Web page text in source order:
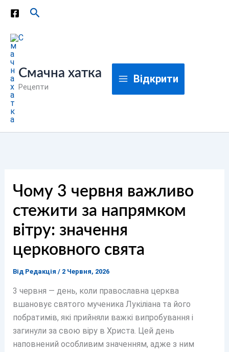
Перейти
вмісту
Пошук
Смачна хатка
Рецепти
Відкрити
Чому 3 червня важливо
стежити за напрямком
вітру: значення
церковного свята
Від Редакція / 2 Червня, 2026
3 червня — день, коли православна церква
вшановує святого мученика Лукіліана та його
побратимів, які прийняли важкі випробування і
загинули за свою віру в Христа. Цей день
наповнений особливим значенням, адже з ним